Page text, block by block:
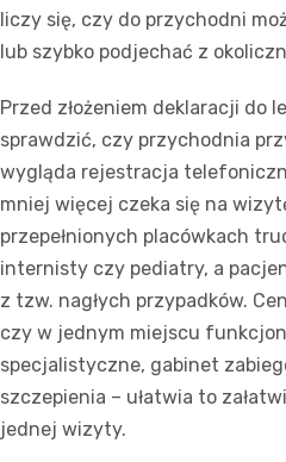
liczy się, czy do przychodni
lub szybko podjechać z
Przed złożeniem deklaracji do
sprawdzić, czy przychodnia
wygląda rejestracja
mniej więcej czeka się na
przepełnionych placówkach
internisty czy pediatry, a
z tzw. nagłych przypadków.
czy w jednym miejscu
specjalistyczne, gabinet
szczepienia – ułatwia to
jednej wizyty.